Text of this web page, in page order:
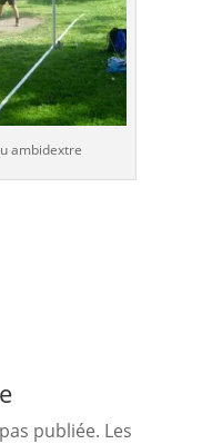
ambidextre
publiée. Les